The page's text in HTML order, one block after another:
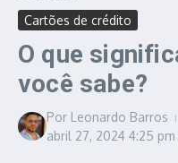
Cartões de crédito
O que
você sabe?
Por Leonardo Barros
abril 27, 2024 4:25 pm